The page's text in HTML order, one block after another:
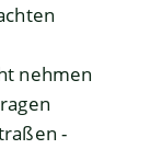
nehmen
-